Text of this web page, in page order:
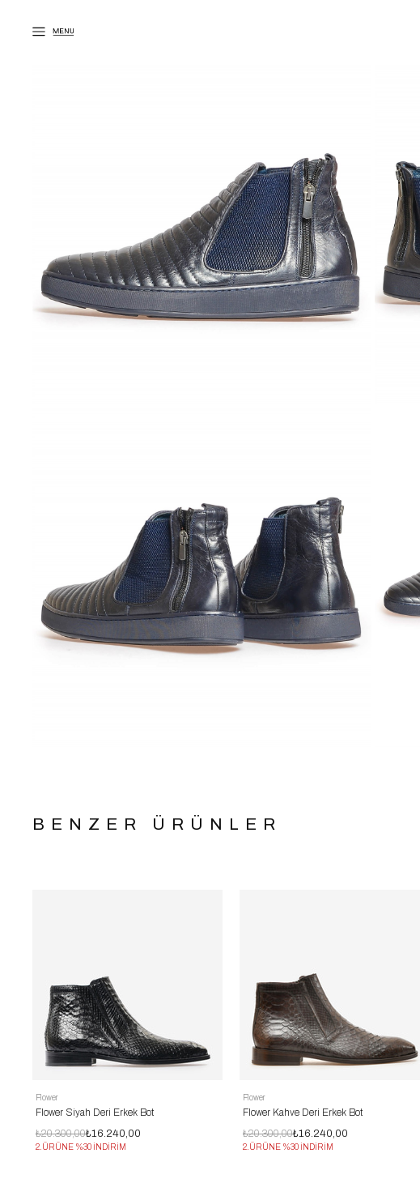
BENZER ÜRÜNLER
Flower
Flower Siyah Deri Erkek Bot
₺16.240,00
₺20.300,00
2.ÜRÜNE %30 İNDİRİM
Flower
Flower Kahve Deri Erkek Bot
₺16.240,00
₺20.300,00
2.ÜRÜNE %30 İNDİRİM